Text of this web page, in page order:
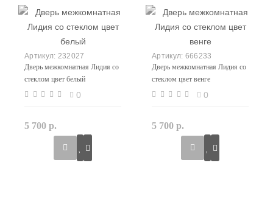
232027
Дверь межкомнатная Лидия со
стеклом цвет белый
0
5 700 р.
666233
Дверь межкомнатная Лидия со
стеклом цвет венге
0
5 700 р.